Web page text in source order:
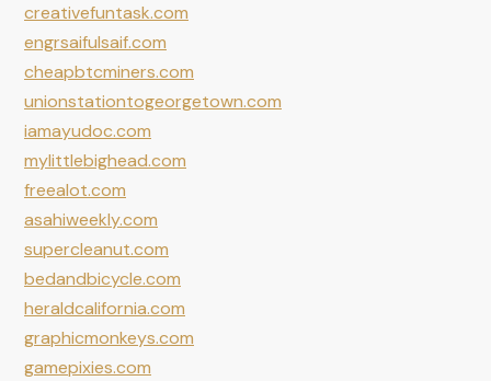
creativefuntask.com
engrsaifulsaif.com
cheapbtcminers.com
unionstationtogeorgetown.com
iamayudoc.com
mylittlebighead.com
freealot.com
asahiweekly.com
supercleanut.com
bedandbicycle.com
heraldcalifornia.com
graphicmonkeys.com
gamepixies.com